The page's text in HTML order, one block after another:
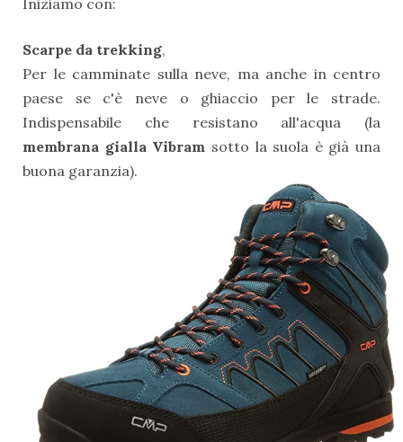
Iniziamo con:
Scarpe da trekking,
Per le camminate sulla neve, ma anche in centro
paese se c'è neve o ghiaccio per le strade.
Indispensabile che resistano all'acqua (la
membrana gialla Vibram sotto la suola è già una
buona garanzia).